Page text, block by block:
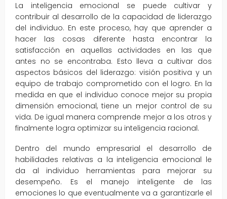
La inteligencia emocional se puede cultivar y
contribuir al desarrollo de la capacidad de liderazgo
del individuo. En este proceso, hay que aprender a
hacer las cosas diferente hasta encontrar la
satisfacción en aquellas actividades en las que
antes no se encontraba. Esto lleva a cultivar dos
aspectos básicos del liderazgo: visión positiva y un
equipo de trabajo comprometido con el logro. En la
medida en que el individuo conoce mejor su propia
dimensión emocional, tiene un mejor control de su
vida. De igual manera comprende mejor a los otros y
finalmente logra optimizar su inteligencia racional.
Dentro del mundo empresarial el desarrollo de
habilidades relativas a la inteligencia emocional le
da al individuo herramientas para mejorar su
desempeño. Es el manejo inteligente de las
emociones lo que eventualmente va a garantizarle el